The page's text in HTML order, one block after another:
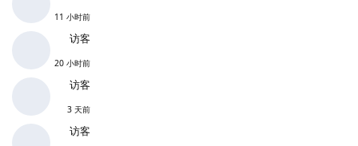
11 小时前
访客
20 小时前
访客
3 天前
访客